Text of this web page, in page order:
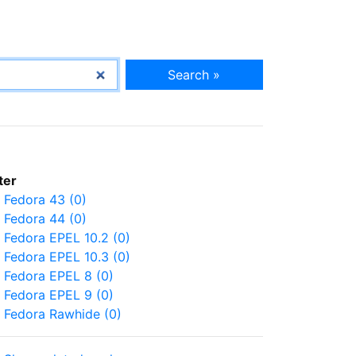
Search »
Fedora 43 (0)
Fedora 44 (0)
Fedora EPEL 10.2 (0)
Fedora EPEL 10.3 (0)
Fedora EPEL 8 (0)
Fedora EPEL 9 (0)
Fedora Rawhide (0)